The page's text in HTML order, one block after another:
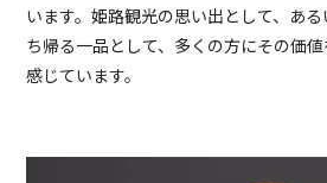
います。姫路観光の思い出として、あ
ち帰る一品として、多くの方にその価
感じています。